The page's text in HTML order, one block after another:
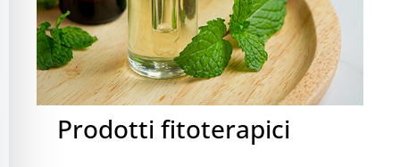
Prodotti fitoterapici
sicura per epilessia